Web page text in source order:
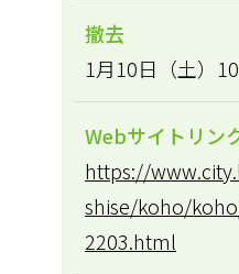
撤去
1月10日（土）
Webサイトリン
https://
shise/koho/
2203.html